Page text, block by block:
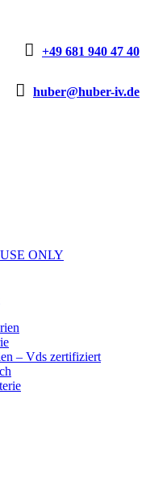
 +49 681 940 47 40
 huber@huber-iv.de
ONLY
– Vds zertifiziert